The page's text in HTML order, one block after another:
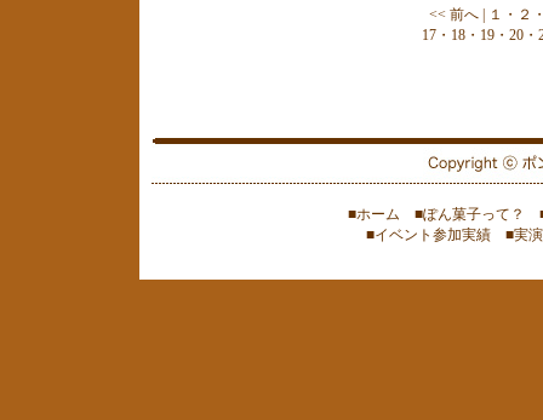
<< 前へ １ ・ ２
17 ・ 18 ・ 19 ・ 20 ・
■ホーム ■ぽん菓子って？
■イベント参加実績
■実